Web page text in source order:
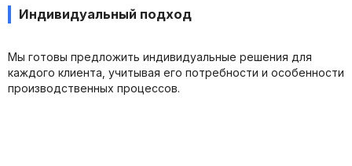
Индивидуальный подход
Мы готовы предложить индивидуальные решения для
каждого клиента, учитывая его потребности и особенности
производственных процессов.